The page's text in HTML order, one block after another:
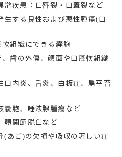
常疾患：口唇裂・口蓋裂など
生する良性および悪性腫瘍(口
組織にできる嚢胞
歯の外傷、顔面や口腔軟組織
口内炎、舌炎、白板症、扁平苔
嚢胞、唾液腺腫瘍など
顎関節脱臼など
(あご)の欠損や吸収の著しい症